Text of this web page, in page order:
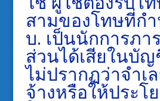
สามของโทษที่ก
บ. เป็นนักการภา
ส่วนได้เสียในบัญ
ไม่ปรากฏว่าจำเ
จ้างหรือให้ประโ